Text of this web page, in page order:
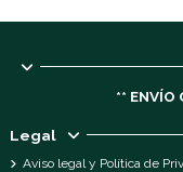
**
Legal
Aviso legal y Política de